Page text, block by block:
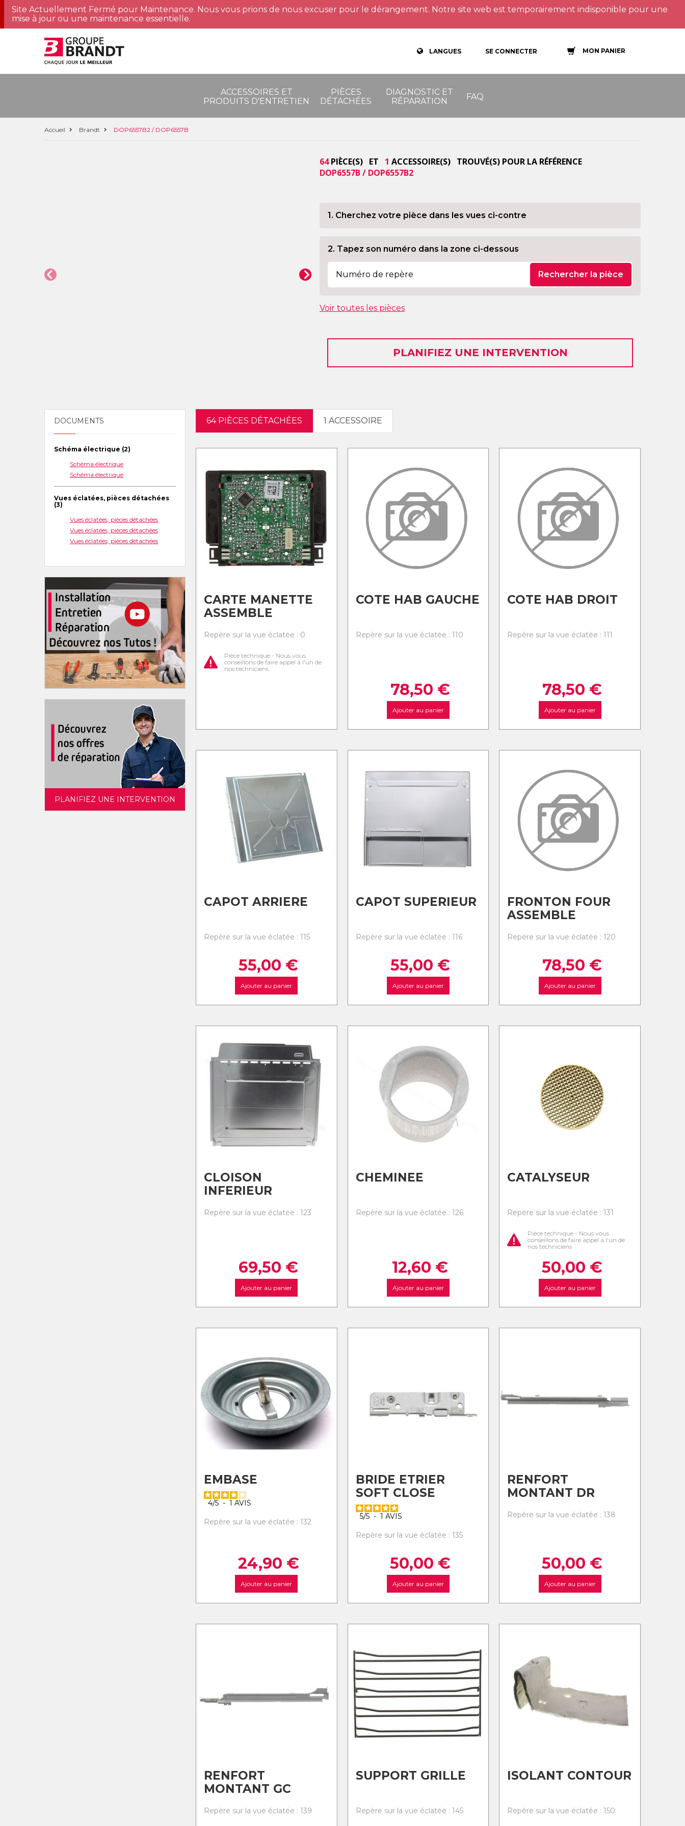
Site Actuellement Fermé pour Maintenance. Nous vous prions de nous excuser pour le dérangement. Notre site web est temporairement indisponible pour une
mise à jour ou une maintenance essentielle.
LANGUES SE CONNECTER MON PANIER
ACCESSOIRES ET
PRODUITS D'ENTRETIEN
PIÈCES
DÉTACHÉES
DIAGNOSTIC ET
RÉPARATION
FAQ
Accueil Brandt DOP6557B2 / DOP6557B
64PIÈCE(S) ET 1 ACCESSOIRE(S) TROUVÉ(S) POUR LA RÉFÉRENCE
DOP6557B / DOP6557B2
1. Cherchez votre pièce dans les vues ci-contre
2. Tapez son numéro dans la zone ci-dessous
Rechercher la pièce
Voir toutes les pièces
PLANIFIEZ UNE INTERVENTION
DOCUMENTS
Schéma électrique (2)
Schéma électrique
Schéma électrique
Vues éclatées, pièces détachées
(3)
Vues éclatées, pièces détachées
Vues éclatées, pièces détachées
Vues éclatées, pièces détachées
PLANIFIEZ UNE INTERVENTION
64 PIÈCES DÉTACHÉES 1 ACCESSOIRE
CARTE MANETTE
ASSEMBLE
Repère sur la vue éclatée : 0
Pièce technique - Nous vous
conseillons de faire appel à l'un de
nos techniciens
COTE HAB GAUCHE
Repère sur la vue éclatée : 110
78,50 €
Ajouter au panier
COTE HAB DROIT
Repère sur la vue éclatée : 111
78,50 €
Ajouter au panier
CAPOT ARRIERE
Repère sur la vue éclatée : 115
55,00 €
Ajouter au panier
CAPOT SUPERIEUR
Repère sur la vue éclatée : 116
55,00 €
Ajouter au panier
FRONTON FOUR
ASSEMBLE
Repère sur la vue éclatée : 120
78,50 €
Ajouter au panier
CLOISON
INFERIEUR
Repère sur la vue éclatée : 123
69,50 €
Ajouter au panier
CHEMINEE
Repère sur la vue éclatée : 126
12,60 €
Ajouter au panier
CATALYSEUR
Repère sur la vue éclatée : 131
Pièce technique - Nous vous
conseillons de faire appel à l'un de
nos techniciens
50,00 €
Ajouter au panier
EMBASE
4/5 - 1 AVIS
Repère sur la vue éclatée : 132
24,90 €
Ajouter au panier
BRIDE ETRIER
SOFT CLOSE
5/5 - 1 AVIS
Repère sur la vue éclatée : 135
50,00 €
Ajouter au panier
RENFORT
MONTANT DR
Repère sur la vue éclatée : 138
50,00 €
Ajouter au panier
RENFORT
MONTANT GC
Repère sur la vue éclatée : 139
SUPPORT GRILLE
Repère sur la vue éclatée : 145
ISOLANT CONTOUR
Repère sur la vue éclatée : 150